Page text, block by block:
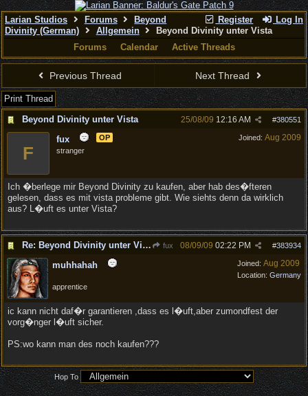
Register Log In
Larian Studios Forums
Beyond
Divinity (German)
Allgemein
Beyond Divinity unter Vista
Forums
Calendar Active Threads
Previous Thread Next Thread
Print Thread
Beyond Divinity unter Vista
#380551
25/08/09 12:16 AM
Joined: Aug 2009
F
fux
OP
stranger
Ich �berlege mir Beyond Divinity zu kaufen, aber hab des�fteren
gelesen, dass es mit vista probleme gibt. Wie siehts denn da wirklich
aus? L�uft es unter Vista?
Re: Beyond Divinity unter Vista fux #383934
08/09/09 02:22 PM
Joined: Aug 2009
Location: Germany
muhhahah
apprentice
ic kann nicht daf�r garantieren ,dass es l�uft,aber zumondfest der
vorg�nger l�uft sicher.
PS:wo kann man des noch kaufen???
Hop To